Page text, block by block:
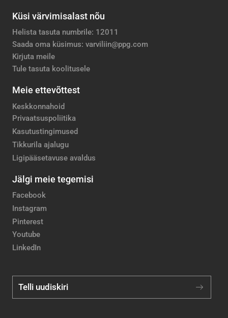
Küsi värvimisalast nõu
Helista tasuta numbrile: 12011
Saada oma küsimus: varviliin@ppg.com
Kirjuta meile
Tule tasuta koolitusele
Meie ettevõttest
Keskkonnahoid
Privaatsuspoliitika
Kasutustingimused
Tikkurila ajalugu
Ligipääsetavuse avaldus
Jälgi meie tegemisi
Facebook
Instagram
Pinterest
Youtube
LinkedIn
Telli uudiskiri